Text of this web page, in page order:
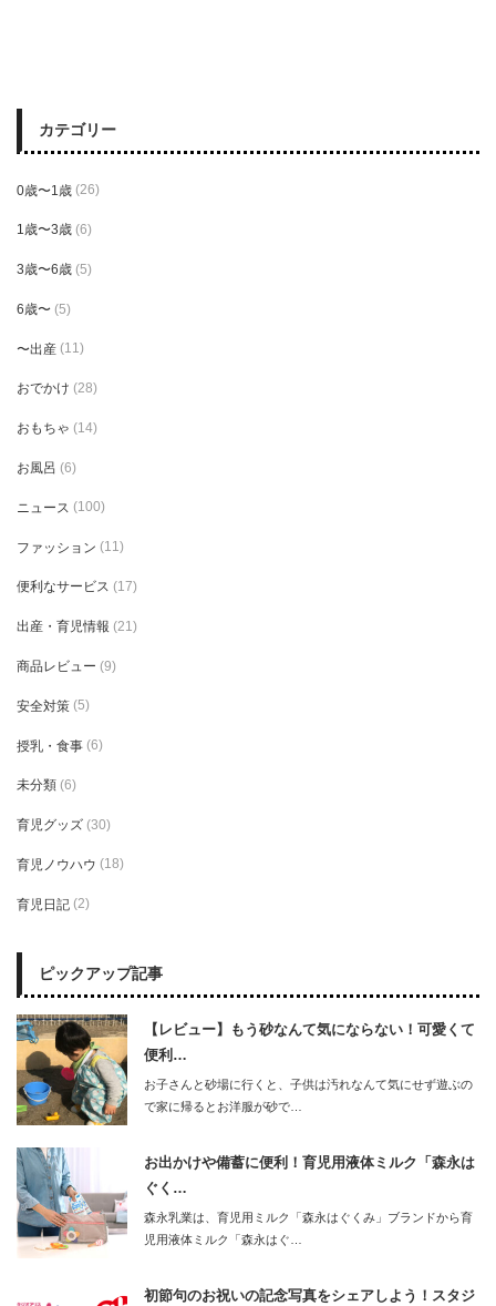
カテゴリー
0歳〜1歳 (26)
1歳〜3歳 (6)
3歳〜6歳 (5)
6歳〜 (5)
〜出産 (11)
おでかけ (28)
おもちゃ (14)
お風呂 (6)
ニュース (100)
ファッション (11)
便利なサービス (17)
出産・育児情報 (21)
商品レビュー (9)
安全対策 (5)
授乳・食事 (6)
未分類 (6)
育児グッズ (30)
育児ノウハウ (18)
育児日記 (2)
ピックアップ記事
【レビュー】もう砂なんて気にならない！可愛くて
便利…
お子さんと砂場に行くと、子供は汚れなんて気にせず遊ぶの
で家に帰るとお洋服が砂で…
お出かけや備蓄に便利！育児用液体ミルク「森永は
ぐく…
森永乳業は、育児用ミルク「森永はぐくみ」ブランドから育
児用液体ミルク「森永はぐ…
初節句のお祝いの記念写真をシェアしよう！スタジ